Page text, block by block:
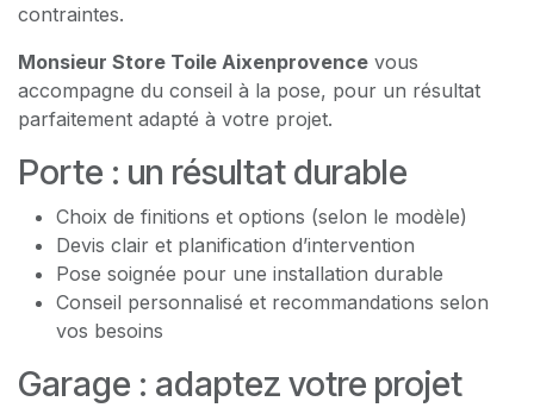
contraintes.
Monsieur Store Toile Aixenprovence vous
accompagne du conseil à la pose, pour un résultat
parfaitement adapté à votre projet.
Porte : un résultat durable
Choix de finitions et options (selon le modèle)
Devis clair et planification d’intervention
Pose soignée pour une installation durable
Conseil personnalisé et recommandations selon
vos besoins
Garage : adaptez votre projet